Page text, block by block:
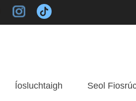
Íosluchtaigh Seol